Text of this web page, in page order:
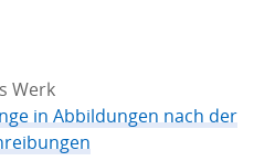
Werk
in Abbildungen nach der